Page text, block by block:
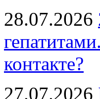
28.07.2026
контакте?
27.07.2026